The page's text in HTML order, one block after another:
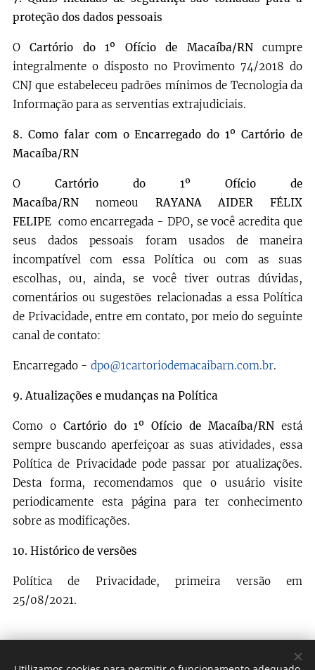
proteção dos dados pessoais
OCartório do 1º Ofício de Macaíba/RNcumpre
integralmente o disposto no Provimento 74/2018 do
CNJ que estabeleceu padrões mínimos de Tecnologia da
Informação para as serventias extrajudiciais.
8. Como falar com o Encarregado do 1º Cartório de
Macaíba/RN
O Cartório do 1º Ofício de
Macaíba/RN nomeou RAYANA AIDER FÉLIX
FELIPE como encarregada - DPO, se você acredita que
seus dados pessoais foram usados de maneira
incompatível com essa Política ou com as suas
escolhas, ou, ainda, se você tiver outras dúvidas,
comentários ou sugestões relacionadas a essa Política
de Privacidade, entre em contato, por meio do seguinte
canal de contato:
Encarregado - dpo@1cartoriodemacaibarn.com.br.
9.Atualizações e mudanças na Política
Como o Cartório do 1º Ofício de Macaíba/RN está
sempre buscando aperfeiçoar as suas atividades, essa
Política de Privacidade pode passar por atualizações.
Desta forma, recomendamos que o usuário visite
periodicamente esta página para ter conhecimento
sobre as modificações.
10. Histórico de versões
Política de Privacidade, primeira versão em
25/08/2021.